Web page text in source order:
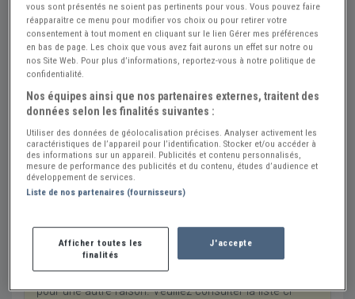
Réf : A872404 Actualisée le : 23/06/2026
KAWASAKI Z750
3 990 €
Vendeur Particulier
Yonne (89) - MARSANGY (89500)
Cette annonce a été retirée suite à une vente ou
pour une autre raison. Veuillez consulter la liste ci-
vous sont présentés ne soient pas pertinents pour vous. Vous pouvez faire
réapparaître ce menu pour modifier vos choix ou pour retirer votre
consentement à tout moment en cliquant sur le lien Gérer mes préférences
en bas de page. Les choix que vous avez fait aurons un effet sur notre ou
nos Site Web. Pour plus d’informations, reportez-vous à notre politique de
confidentialité.
Nos équipes ainsi que nos partenaires externes, traitent des
données selon les finalités suivantes :
Utiliser des données de géolocalisation précises. Analyser activement les
caractéristiques de l’appareil pour l’identification. Stocker et/ou accéder à
des informations sur un appareil. Publicités et contenu personnalisés,
mesure de performance des publicités et du contenu, études d’audience et
développement de services.
Liste de nos partenaires (fournisseurs)
Afficher toutes les
finalités
J'accepte